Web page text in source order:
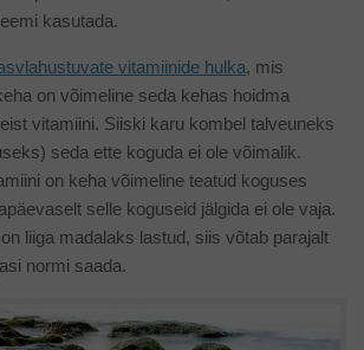
kasutada.
vitamiinide hulka, mis
on võimeline seda kehas hoidma
vitamiini. Siiski karu kombel talveuneks
seda ette koguda ei ole võimalik.
on keha võimeline teatud koguses
selle koguseid jälgida ei ole vaja.
liiga madalaks lastud, siis võtab parajalt
normi saada.